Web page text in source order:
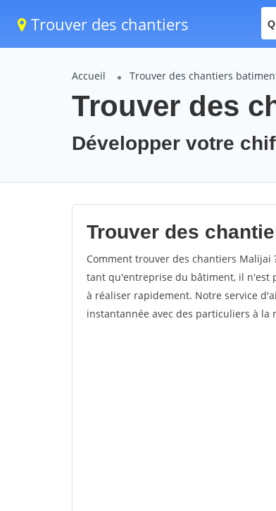
Trouver des chantiers
Accueil Trouver des chantiers
Trouver des
Développer votre
Trouver des
Comment trouver des chantiers Malijai
tant qu'entreprise du bâtiment, il n'est
à réaliser rapidement. Notre service
instantannée avec des particuliers à